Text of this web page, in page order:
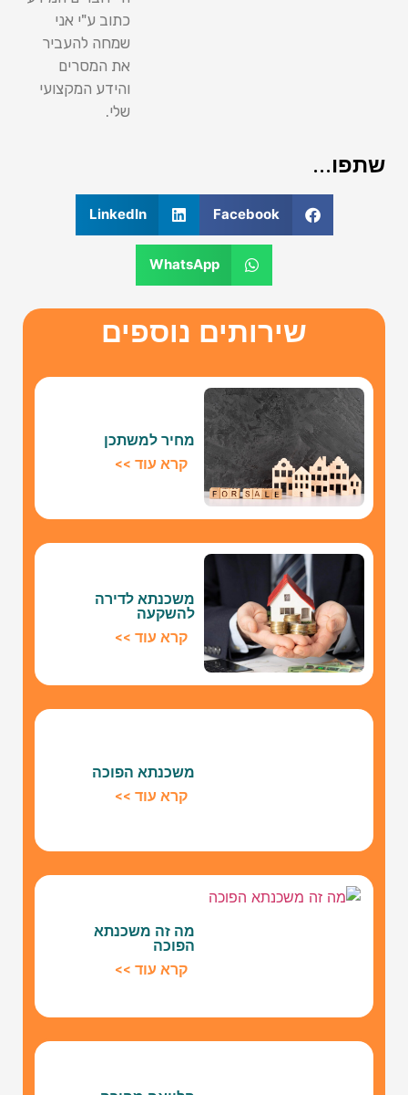
כתוב ע"י אני
שמחה להעביר
את המסרים
והידע המקצועי
שלי.
שתפו...
Facebook
LinkedIn
WhatsApp
שירותים נוספים
מחיר למשתכן
קרא עוד >>
משכנתא לדירה
להשקעה
קרא עוד >>
משכנתא הפוכה
קרא עוד >>
מה זה משכנתא
הפוכה
קרא עוד >>